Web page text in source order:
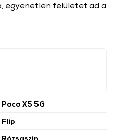
Poco X5 5G
Flip
Rózsaszín
egyenetlen felületet ad a